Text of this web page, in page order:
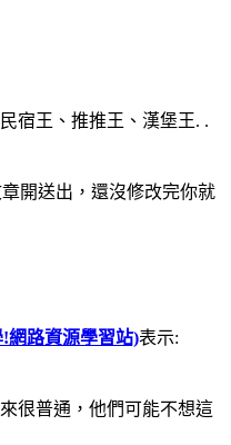
宿王、推推王、漢堡王. .
開送出，還沒修改完你就
網路資源學習站)表示:
很普通，他們可能不想這